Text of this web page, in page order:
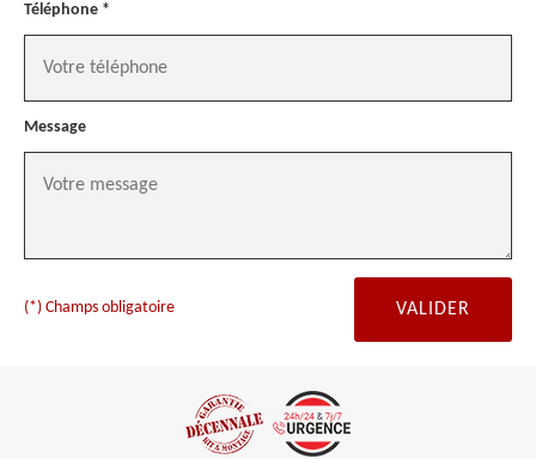
Téléphone *
Message
(*) Champs obligatoire